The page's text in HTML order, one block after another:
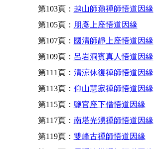
第103頁： 越山師鼐禪師悟道因緣
第105頁： 朋彥上座悟道因緣
第107頁： 國清師靜上座悟道因緣
第109頁： 呂岩洞賓真人悟道因緣
第111頁： 清涼休復禪師悟道因緣
第113頁： 仰山慧寂禪師悟道因緣
第115頁： 鹽官座下僧悟道因緣
第117頁： 南塔光湧禪師悟道因緣
第119頁： 雙峰古禪師悟道因緣